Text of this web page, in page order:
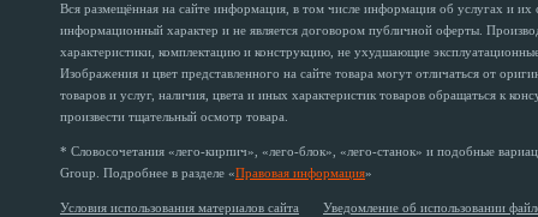
Вся размещённая на сайте информация, в том числе информация об услугах и
информационный характер и не является договором публичной оферты.
характеристики, комплектацию и конструкцию, не ухудшающие
Изображения и цвет представленного на сайте товара могут отличаться от
товаров и услуг, наличия, цвета и иных характеристик товаров обращаться к
произвести тщательный осмотр товара.
* Словосочетания «лего-кирпич», «лего-блок», «лего-станок» и подобные
Group. Подробнее в разделе «Правовая информация»
Условия использования материалов сайта Уведомление об использовании